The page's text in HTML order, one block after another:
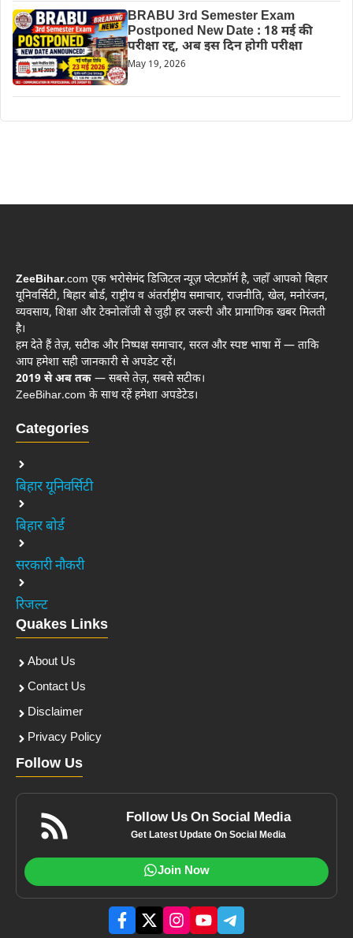
BRABU 3rd Semester Exam
Postponed New Date : 18 मई की
परीक्षा रद्द, अब इस दिन होगी परीक्षा
May 19, 2026
ZeeBihar.com एक भरोसेमंद डिजिटल न्यूज़ प्लेटफ़ॉर्म है, जहाँ आपको बिहार
यूनिवर्सिटी, बिहार बोर्ड, राष्ट्रीय व अंतर्राष्ट्रीय समाचार, राजनीति, खेल, मनोरंजन,
व्यवसाय, शिक्षा और टेक्नोलॉजी से जुड़ी हर जरूरी और प्रामाणिक खबर मिलती
है।
हम देते हैं तेज़, सटीक और निष्पक्ष समाचार, सरल और स्पष्ट भाषा में — ताकि
आप हमेशा सही जानकारी से अपडेट रहें।
2019 से अब तक — सबसे तेज़, सबसे सटीक।
ZeeBihar.com के साथ रहें हमेशा अपडेटेड।
Categories
बिहार यूनिवर्सिटी
बिहार बोर्ड
सरकारी नौकरी
रिजल्ट
Quakes Links
About Us
Contact Us
Disclaimer
Privacy Policy
Follow Us
Follow Us On Social Media
Get Latest Update On Social Media
Join Now